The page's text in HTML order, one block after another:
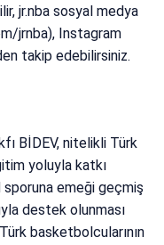
jr.nba sosyal medya
jrnba), Instagram
takip edebilirsiniz.
BİDEV, nitelikli Türk
yoluyla katkı
sporuna emeği geçmiş
destek olunması
basketbolcularının